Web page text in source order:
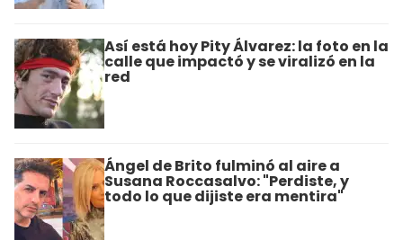
Así está hoy Pity Álvarez: la foto en la
calle que impactó y se viralizó en la
red
Ángel de Brito fulminó al aire a
Susana Roccasalvo: "Perdiste, y
todo lo que dijiste era mentira"